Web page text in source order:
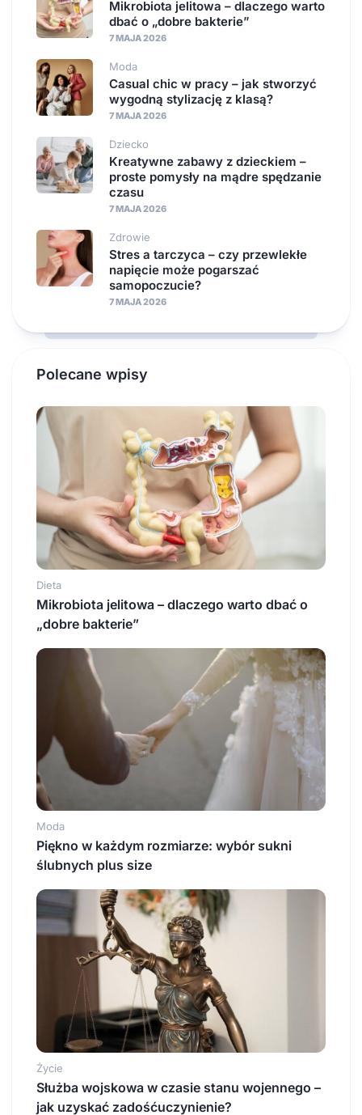
Mikrobiota jelitowa – dlaczego warto
dbać o „dobre bakterie”
7 MAJA 2026
Moda
Casual chic w pracy – jak stworzyć
wygodną stylizację z klasą?
7 MAJA 2026
Dziecko
Kreatywne zabawy z dzieckiem –
proste pomysły na mądre spędzanie
czasu
7 MAJA 2026
Zdrowie
Stres a tarczyca – czy przewlekłe
napięcie może pogarszać
samopoczucie?
7 MAJA 2026
Polecane wpisy
Dieta
Mikrobiota jelitowa – dlaczego warto dbać o
„dobre bakterie”
Moda
Piękno w każdym rozmiarze: wybór sukni
ślubnych plus size
Życie
Służba wojskowa w czasie stanu wojennego –
jak uzyskać zadośćuczynienie?